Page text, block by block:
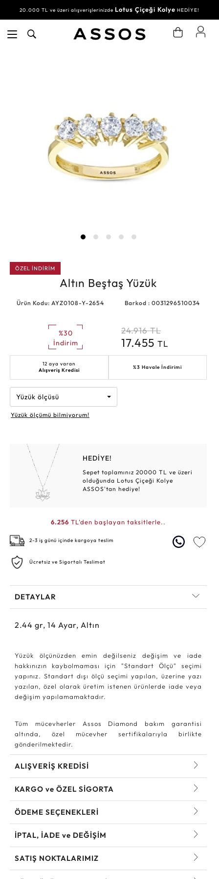
20.000 TL ve üzeri alışverişlerinizde Lotus Çiçeği Kolye HEDİYE!
ÖZEL İNDİRİM
Altın Beştaş Yüzük
Ürün Kodu: AYZ0108-Y-2654 Barkod : 0031296510034
%30
İndirim
24.916 TL
17.455 TL
12 aya varan
Alışveriş Kredisi
%3 Havale İndirimi
Yüzük ölçüsü
Yüzük ölçümü bilmiyorum!
HEDİYE!
Sepet toplamınız 20000 TL ve üzeri
olduğunda Lotus Çiçeği Kolye
ASSOS'tan hediye!
6.256 TL'den başlayan taksitlerle..
2-3 iş günü içinde kargoya teslim
Ücretsiz ve Sigortalı Teslimat
DETAYLAR
2.44 gr, 14 Ayar, Altın
Yüzük ölçünüzden emin değilseniz değişim ve iade
hakkınızın kaybolmaması için "Standart Ölçü" seçimi
yapınız. Standart dışı ölçü seçimi yapılan, üzerine yazı
yazılan, özel olarak üretim istenen ürünlerde iade veya
değişim yapılamamaktadır.
Tüm mücevherler Assos Diamond bakım garantisi
altında, özel mücevher sertifikalarıyla birlikte
gönderilmektedir.
ALIŞVERİŞ KREDİSİ
KARGO ve ÖZEL SİGORTA
ÖDEME SEÇENEKLERİ
İPTAL, İADE ve DEĞİŞİM
SATIŞ NOKTALARIMIZ